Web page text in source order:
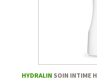
HYDRALIN SOIN INTIME